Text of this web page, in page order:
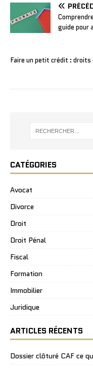
guide pour
Faire un petit crédit :
CATÉGORIES
Avocat
Divorce
Droit
Droit Pénal
Fiscal
Formation
Immobilier
Juridique
ARTICLES RÉCENTS
Dossier clôturé CAF ce